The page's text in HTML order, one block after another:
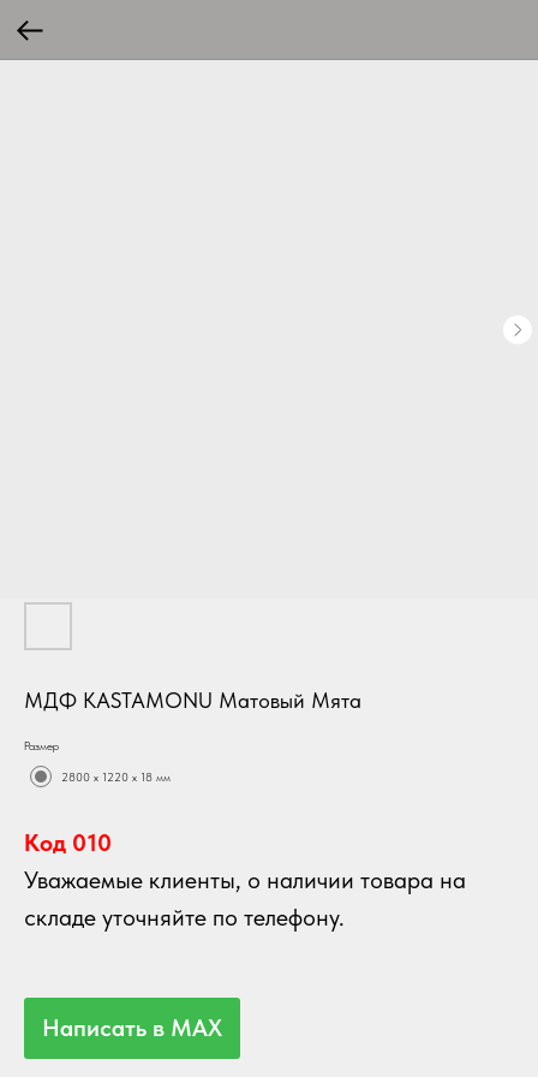
МДФ KASTAMONU Матовый Мята
Размер
2800 х 1220 х 18 мм
Код 010
Уважаемые клиенты, о наличии товара на
складе уточняйте по телефону.
Написать в MAX